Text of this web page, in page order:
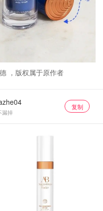
，版权属于原作者
漏掉
复制